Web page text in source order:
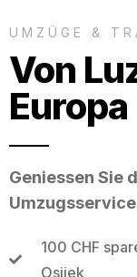
UMZÜGE &
Von
Europa
Geniessen Sie
100 CHF
Osijek